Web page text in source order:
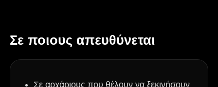
Σε ποιους απευθύνεται
Σε αρχάριους που θέλουν να ξεκινήσουν